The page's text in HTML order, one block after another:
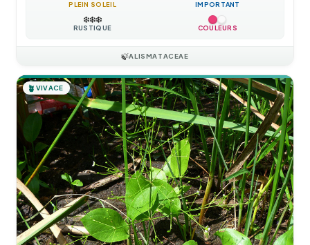
PLEIN SOLEIL IMPORTANT
❄️❄️❄️
RUSTIQUE COULEURS
🍃ALISMATACEAE
🪴 VIVACE